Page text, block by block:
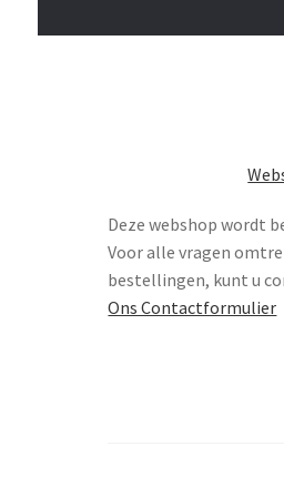
Deze webshop wordt
Voor alle vragen
bestellingen, kunt u
Ons Contactformulier